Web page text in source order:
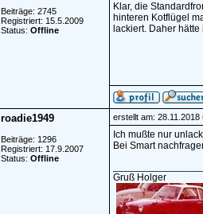
Beiträge: 2745
Registriert: 15.5.2009
Status: Offline
Klar, die
hinteren Kotflügel
lackiert. Daher
roadie1949
Beiträge: 1296
Registriert: 17.9.2007
Status: Offline
erstellt am: 28.11.2018
Ich mußte nur
Bei Smart
Gruß Holger